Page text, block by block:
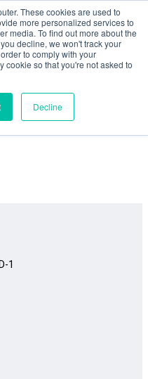
These cookies are used to
more personalized services to
media. To find out more about the
decline, we won't track your
to comply with your
cookie so that you're not asked to
Decline